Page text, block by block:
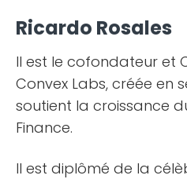
Ricardo Rosales
Il est le cofondateur et
Convex Labs, créée en
soutient la croissance
Finance.
Il est diplômé de la